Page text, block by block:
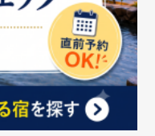
All rights reserved.